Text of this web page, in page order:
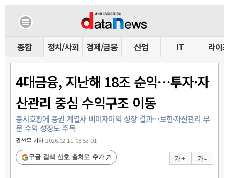
종합 정치/사회 경제/금융 산업 IT 라이프
4대금융, 지난해 18조 순익…투자·자
산관리 중심 수익구조 이동
증시호황에 증권 계열사 비이자이익 성장 결과…보험·자산관리 부
문 수익 성장도 주목
권선무 기자2026.02.11 08:53:01
가 + 가 -
구글 검색 선호 출처로 추가